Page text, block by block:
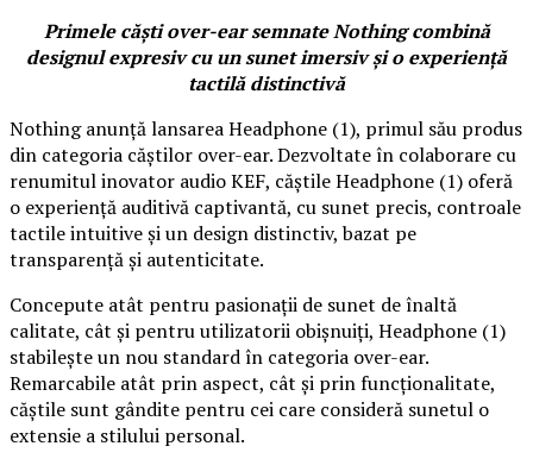
Primele căști over-ear semnate Nothing combină
designul expresiv cu un sunet imersiv și o experiență
tactilă distinctivă
Nothing anunță lansarea Headphone (1), primul său produs
din categoria căștilor over-ear. Dezvoltate în colaborare cu
renumitul inovator audio KEF, căștile Headphone (1) oferă
o experiență auditivă captivantă, cu sunet precis, controale
tactile intuitive și un design distinctiv, bazat pe
transparență și autenticitate.
Concepute atât pentru pasionații de sunet de înaltă
calitate, cât și pentru utilizatorii obișnuiți, Headphone (1)
stabilește un nou standard în categoria over-ear.
Remarcabile atât prin aspect, cât și prin funcționalitate,
căștile sunt gândite pentru cei care consideră sunetul o
extensie a stilului personal.